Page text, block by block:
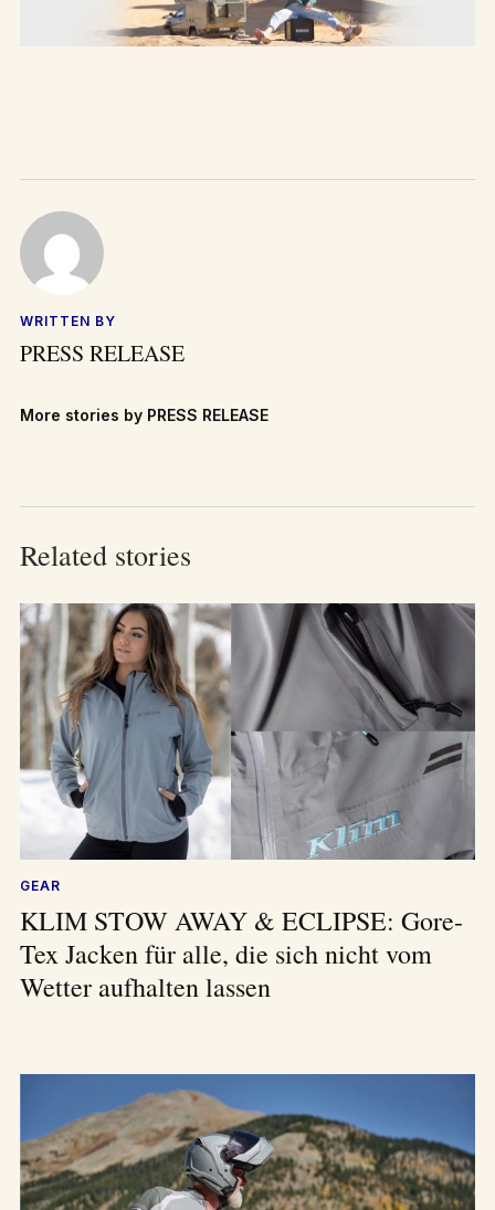
WRITTEN BY
PRESS RELEASE
More stories by PRESS RELEASE
Related stories
GEAR
KLIM STOW AWAY & ECLIPSE: Gore-
Tex Jacken für alle, die sich nicht vom
Wetter aufhalten lassen